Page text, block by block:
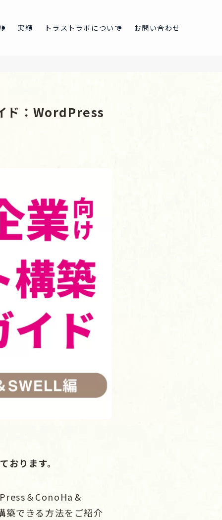
実績 トラストラボについて お問い合わせ
ド：WordPress
ります。
＆ConoHa＆
築できる方法をご紹介